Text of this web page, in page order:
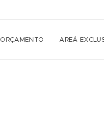
ORÇAMENTO AREÁ